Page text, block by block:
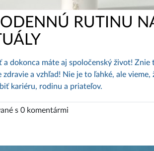
RUTINU
dokonca máte aj spoločenský život! Znie
a vzhľad! Nie je to ľahké, ale vieme,
kariéru, rodinu a priateľov.
s 0 komentármi